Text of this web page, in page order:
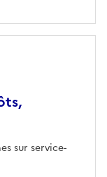
sur service-